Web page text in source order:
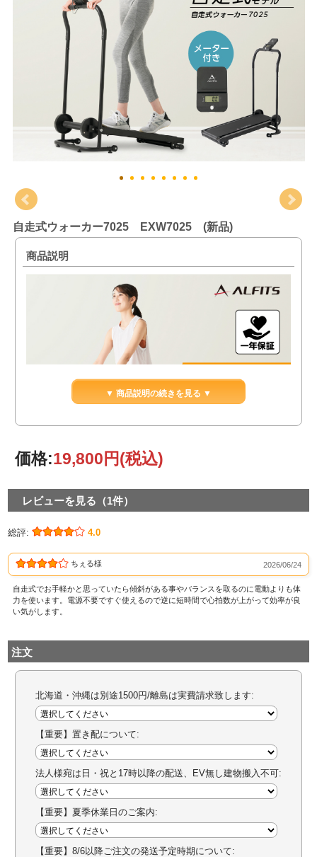
自走式ウォーカー7025 EXW7025 (新品)
商品説明
▼ 商品説明の続きを見る ▼
価格:19,800円(税込)
レビューを見る（1件）
総評: 4.0
ちぇる様 2026/06/24
自走式でお手軽かと思っていたら傾斜がある事やバランスを取るのに電動よりも体
力を使います。電源不要ですぐ使えるので逆に短時間で心拍数が上がって効率が良
い気がします。
注文
北海道・沖縄は別途1500円/離島は実費請求致します:
【重要】置き配について:
法人様宛は日・祝と17時以降の配送、EV無し建物搬入不可:
【重要】夏季休業日のご案内:
【重要】8/6以降ご注文の発送予定時期について: